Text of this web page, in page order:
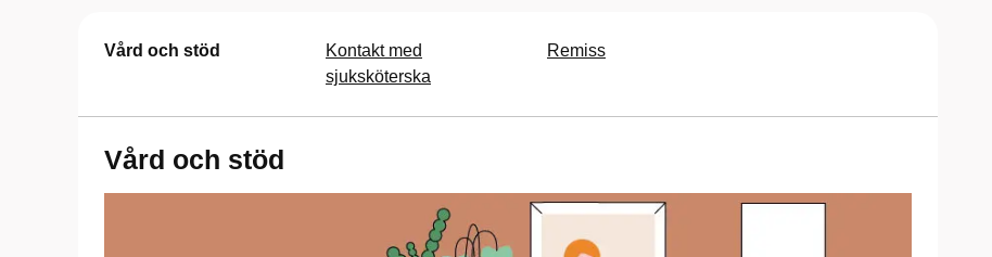
Vård och stöd
Kontakt med
sjuksköterska
Remiss
Vård och stöd